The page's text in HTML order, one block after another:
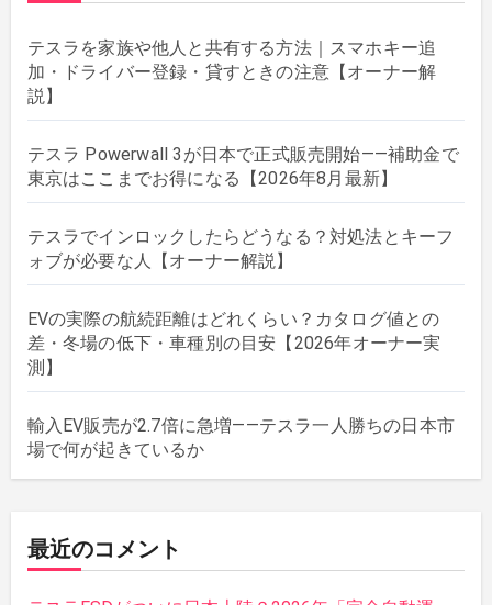
テスラを家族や他人と共有する方法｜スマホキー追
加・ドライバー登録・貸すときの注意【オーナー解
説】
テスラ Powerwall 3が日本で正式販売開始——補助金で
東京はここまでお得になる【2026年8月最新】
テスラでインロックしたらどうなる？対処法とキーフ
ォブが必要な人【オーナー解説】
EVの実際の航続距離はどれくらい？カタログ値との
差・冬場の低下・車種別の目安【2026年オーナー実
測】
輸入EV販売が2.7倍に急増——テスラ一人勝ちの日本市
場で何が起きているか
最近のコメント